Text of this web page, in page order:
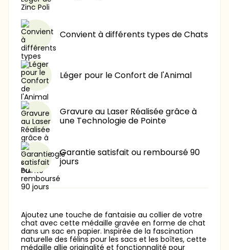
Convient à différents types de Chats
Léger pour le Confort de l'Animal
Gravure au Laser Réalisée grâce à
une Technologie de Pointe
Garantie satisfait ou remboursé 90
jours
Ajoutez une touche de fantaisie au collier de votre
chat avec cette médaille gravée en forme de chat
dans un sac en papier. Inspirée de la fascination
naturelle des félins pour les sacs et les boîtes, cette
médaille allie originalité et fonctionnalité pour